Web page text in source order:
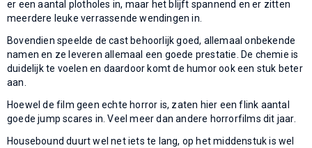
er een aantal plotholes in, maar het blijft spannend en er zitten
meerdere leuke verrassende wendingen in.
Bovendien speelde de cast behoorlijk goed, allemaal onbekende
namen en ze leveren allemaal een goede prestatie. De chemie is
duidelijk te voelen en daardoor komt de humor ook een stuk beter
aan.
Hoewel de film geen echte horror is, zaten hier een flink aantal
goede jump scares in. Veel meer dan andere horrorfilms dit jaar.
Housebound duurt wel net iets te lang, op het middenstuk is wel